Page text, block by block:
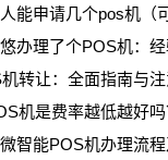
转让：全面指南与
机是费率越低越好吗